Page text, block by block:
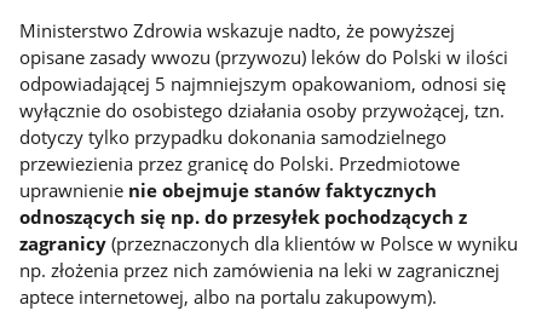
Ministerstwo Zdrowia wskazuje nadto, że powyższej
opisane zasady wwozu (przywozu) leków do Polski w ilości
odpowiadającej 5 najmniejszym opakowaniom, odnosi się
wyłącznie do osobistego działania osoby przywożącej, tzn.
dotyczy tylko przypadku dokonania samodzielnego
przewiezienia przez granicę do Polski. Przedmiotowe
uprawnienie nie obejmuje stanów faktycznych
odnoszących się np. do przesyłek pochodzących z
zagranicy (przeznaczonych dla klientów w Polsce w wyniku
np. złożenia przez nich zamówienia na leki w zagranicznej
aptece internetowej, albo na portalu zakupowym).